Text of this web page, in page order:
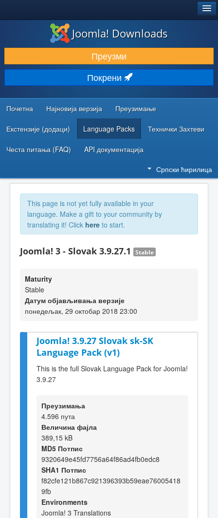
ПРЕУЗИМАЊЕ И ПРОШИРЕЊА (ЕКСТЕНЗИЈЕ)
ОТКРИЈТЕ И НАУЧИТЕ
ЗАЈЕДНИЦА И ПОДРШКА
РЕСУРСИ ЗА РАЗВОЈ
Joomla! Downloads
Преузми
Покрени
Почетна Најновија верзија Преузимање
Екстензије (додаци) Language Packs Технички Захтеви
Честа питања (FAQ) API документација
Српски ћирилица
This page is not yet fully available in your
language. Make a gift to your community by
translating it! Click here to start.
Joomla! 3 - Slovak 3.9.27.1 Stable
Maturity
Stable
Датум објављивања верзије
понедељак, 29 октобар 2018 23:00
Joomla! 3.9.27 Slovak sk-SK
Language Pack (v1)
This is the full Slovak Language Pack for Joomla!
3.9.27
Преузимања
4.596 пута
Величина фајла
389,15 kB
MD5 Потпис
9320649e45fd7756a64f86ad4fb0edc8
SHA1 Потпис
f82cfe121b867c921396393b59eae76005418
9fb
Environments
Joomla! 3 Translations